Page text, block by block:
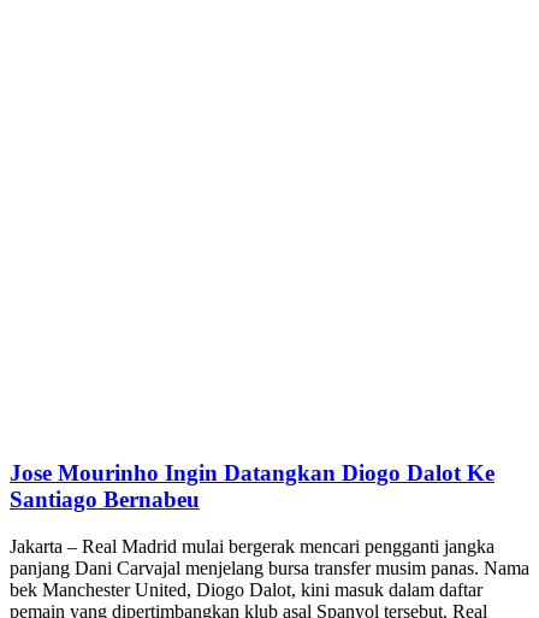
Jose Mourinho Ingin Datangkan Diogo Dalot Ke
Santiago Bernabeu
Jakarta – Real Madrid mulai bergerak mencari pengganti jangka
panjang Dani Carvajal menjelang bursa transfer musim panas. Nama
bek Manchester United, Diogo Dalot, kini masuk dalam daftar
pemain yang dipertimbangkan klub asal Spanyol tersebut. Real